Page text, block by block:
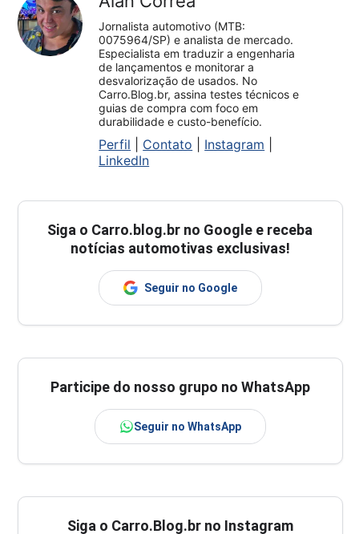
Jornalista automotivo (MTB:
0075964/SP) e analista de mercado.
Especialista em traduzir a engenharia
de lançamentos e monitorar a
desvalorização de usados. No
Carro.Blog.br, assina testes técnicos e
guias de compra com foco em
durabilidade e custo-benefício.
Perfil Contato Instagram
LinkedIn
Siga o Carro.blog.br no Google e receba
notícias automotivas exclusivas!
Seguir no Google
Participe do nosso grupo no WhatsApp
Seguir no WhatsApp
Siga o Carro.Blog.br no Instagram